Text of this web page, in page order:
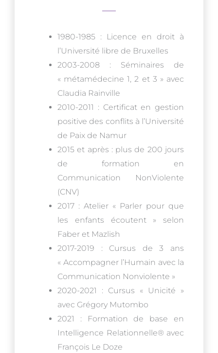
1980-1985 : Licence en droit à
l’Université libre de Bruxelles
2003-2008 : Séminaires de
« métamédecine 1, 2 et 3 » avec
Claudia Rainville
2010-2011 : Certificat en gestion
positive des conflits à l’Université
de Paix de Namur
2015 et après : plus de 200 jours
de formation en
Communication NonViolente
(CNV)
2017 : Atelier « Parler pour que
les enfants écoutent » selon
Faber et Mazlish
2017-2019 : Cursus de 3 ans
« Accompagner l’Humain avec la
Communication Nonviolente »
2020-2021 : Cursus « Unicité »
avec Grégory Mutombo
2021 : Formation de base en
Intelligence Relationnelle® avec
François Le Doze